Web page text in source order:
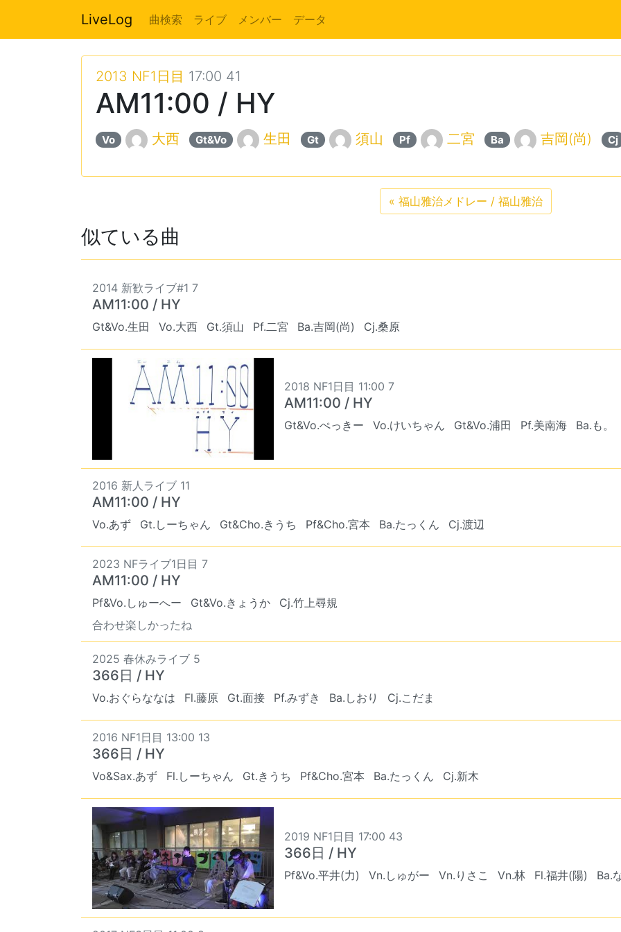
LiveLog 曲検索 ライブ メンバー データ
2013 NF1日目 17:00 41
AM11:00 / HY
Vo 大西 Gt&Vo 生田 Gt 須山 Pf 二宮 Ba 吉岡(尚) Cj
« 福山雅治メドレー / 福山雅治
似ている曲
2014 新歓ライブ#1 7
AM11:00 / HY
Gt&Vo.生田 Vo.大西 Gt.須山 Pf.二宮 Ba.吉岡(尚) Cj.桑原
2018 NF1日目 11:00 7
AM11:00 / HY
Gt&Vo.ぺっきー Vo.けいちゃん Gt&Vo.浦田 Pf.美南海 Ba.も。
2016 新人ライブ 11
AM11:00 / HY
Vo.あず Gt.しーちゃん Gt&Cho.きうち Pf&Cho.宮本 Ba.たっくん Cj.渡辺
2023 NFライブ1日目 7
AM11:00 / HY
Pf&Vo.しゅーへー Gt&Vo.きょうか
Cj.竹上尋規
合わせ楽しかったね
2025 春休みライブ 5
366日 / HY
Vo.おぐらななは Fl.藤原 Gt.面接 Pf.みずき Ba.しおり Cj.こだま
2016 NF1日目 13:00 13
366日 / HY
Vo&Sax.あず Fl.しーちゃん Gt.きうち Pf&Cho.宮本 Ba.たっくん Cj.新木
2019 NF1日目 17:00 43
366日 / HY
Pf&Vo.平井(力) Vn.しゅがー Vn.りさこ Vn.林 Fl.福井(陽) Ba.